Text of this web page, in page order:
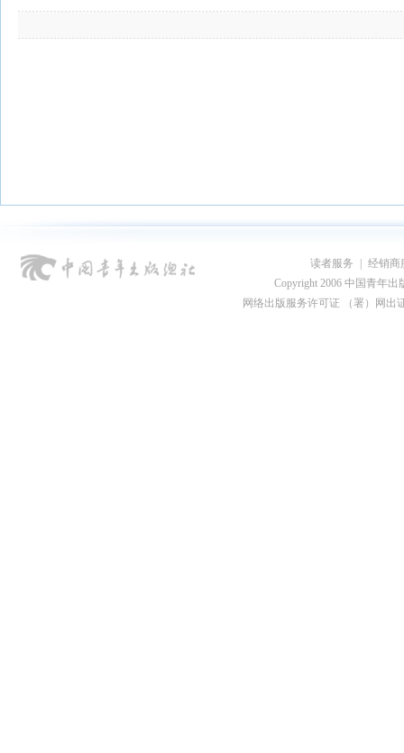
读者服务
经销商
Copyright 2006 中国青年出
网络出版服务许可证 （署）网出